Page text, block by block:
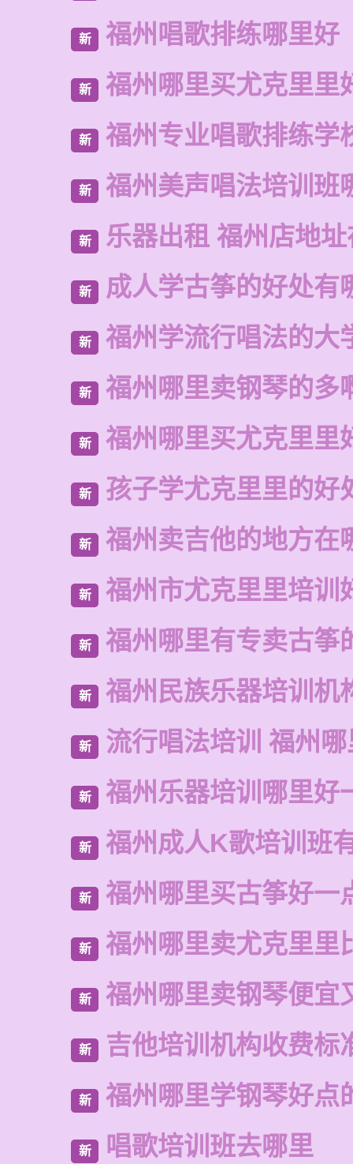
新 福州唱歌排练哪里好
新 福州哪里买尤克里里
新 福州专业唱歌排练学
新 福州美声唱法培训班
新 乐器出租 福州店地
新 成人学古筝的好处有
新 福州学流行唱法的大
新 福州哪里卖钢琴的多
新 福州哪里买尤克里里
新 孩子学尤克里里的好
新 福州卖吉他的地方在
新 福州市尤克里里培训
新 福州哪里有专卖古筝
新 福州民族乐器培训机
新 流行唱法培训 福州
新 福州乐器培训哪里好
新 福州成人K歌培训班
新 福州哪里买古筝好一
新 福州哪里卖尤克里里
新 福州哪里卖钢琴便宜
新 吉他培训机构收费标
新 福州哪里学钢琴好点
新 唱歌培训班去哪里